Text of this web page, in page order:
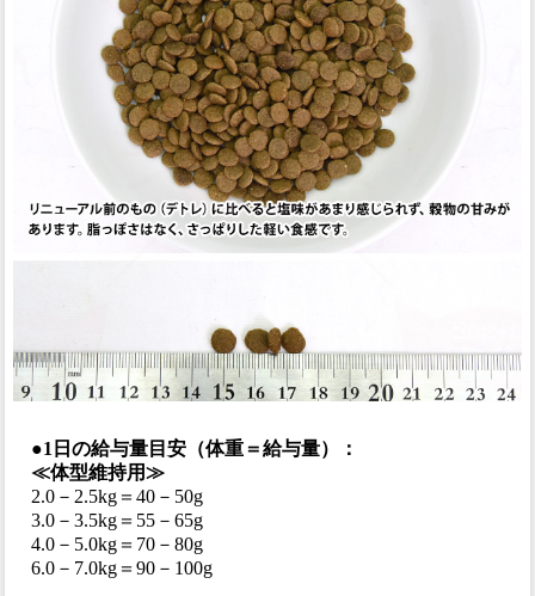
●1日の給与量目安（体重＝給与量）：
≪体型維持用≫
2.0－2.5kg＝40－50g
3.0－3.5kg＝55－65g
4.0－5.0kg＝70－80g
6.0－7.0kg＝90－100g